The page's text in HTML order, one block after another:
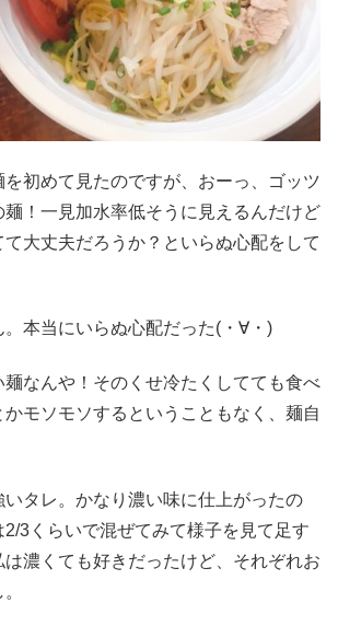
初めて見たのですが、おーっ、ゴッツ
麺！一見加水率低そうに見えるんだけど
て大丈夫だろうか？といらぬ心配をして
本当にいらぬ心配だった(・∀・)
麺なんや！そのくせ冷たくしてても食べ
モソモソするということもなく、麺自
いタレ。かなり濃い味に仕上がったの
3くらいで混ぜてみて様子を見て足す
濃くても好きだったけど、それぞれお